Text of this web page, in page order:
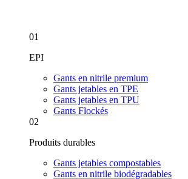
01
EPI
Gants en nitrile premium
Gants jetables en TPE
Gants jetables en TPU
Gants Flockés
02
Produits durables
Gants jetables compostables
Gants en nitrile biodégradables